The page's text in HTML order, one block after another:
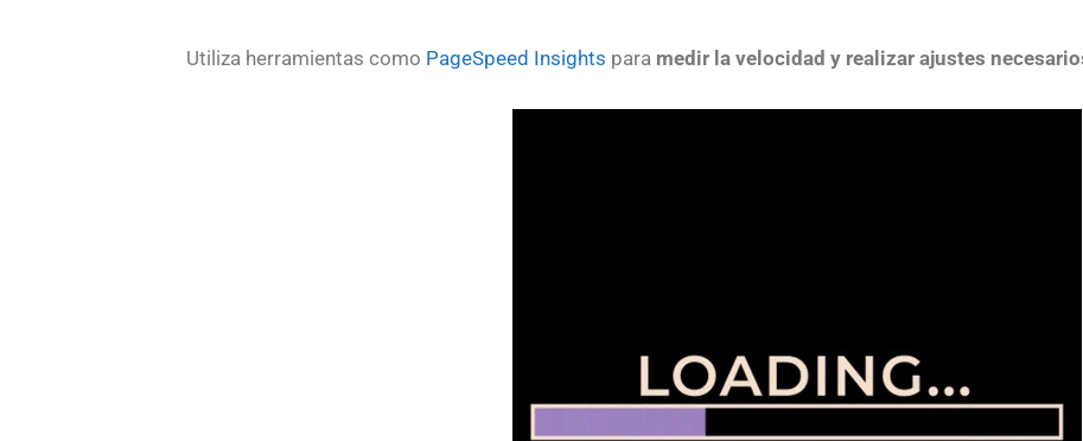
Utiliza herramientas como PageSpeed Insights para medir la velocidad y realizar ajustes